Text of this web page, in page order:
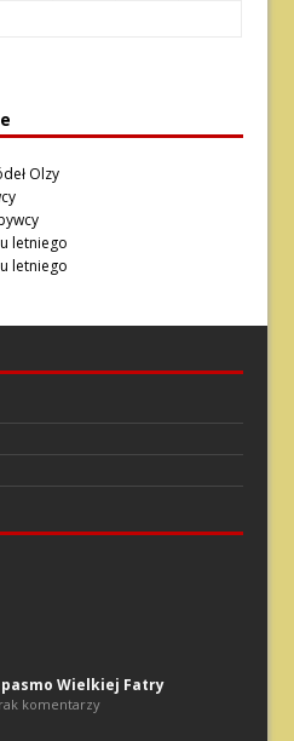
Olzy
letniego
letniego
Wielkiej Fatry
komentarzy